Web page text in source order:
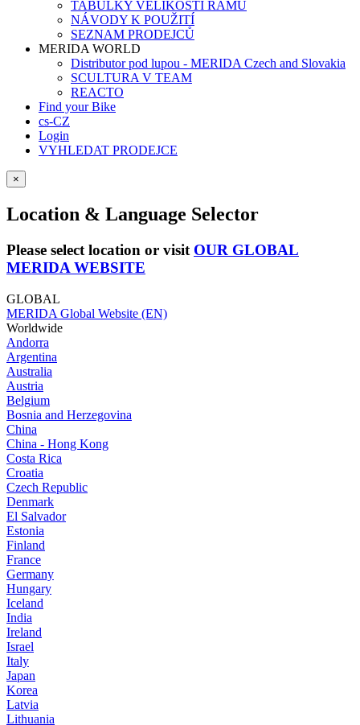
TABULKY VELIKOSTÍ RÁMŮ
NÁVODY K POUŽITÍ
SEZNAM PRODEJCŮ
MERIDA WORLD
Distributor pod lupou - MERIDA Czech and Slovakia
SCULTURA V TEAM
REACTO
Find your Bike
cs-CZ
Login
VYHLEDAT PRODEJCE
×
Location & Language Selector
Please select location or visit OUR GLOBAL
MERIDA WEBSITE
GLOBAL
MERIDA Global Website (EN)
Worldwide
Andorra
Argentina
Australia
Austria
Belgium
Bosnia and Herzegovina
China
China - Hong Kong
Costa Rica
Croatia
Czech Republic
Denmark
El Salvador
Estonia
Finland
France
Germany
Hungary
Iceland
India
Ireland
Israel
Italy
Japan
Korea
Latvia
Lithuania